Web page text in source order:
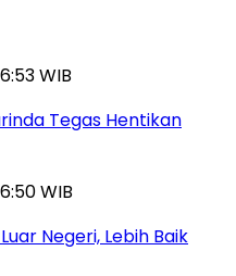
WIB
Tegas Hentikan
WIB
Negeri, Lebih Baik